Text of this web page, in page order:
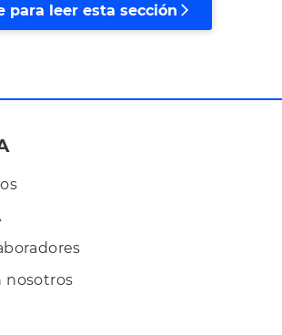
para leer esta sección arrow_forward_ios
nosotros